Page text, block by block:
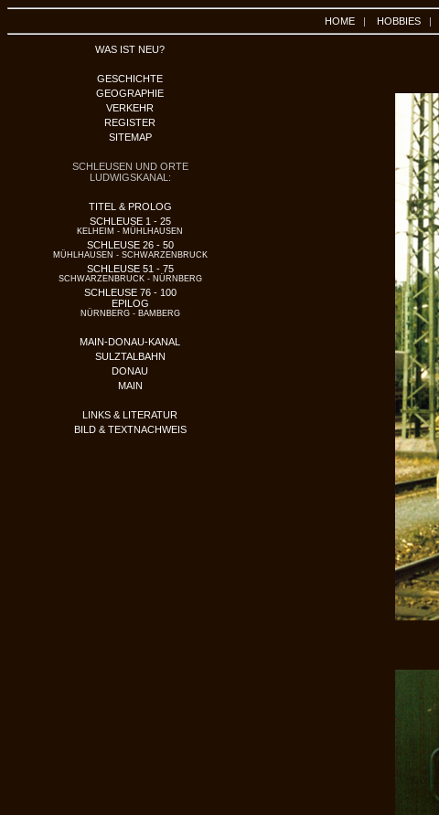
HOME | HOBBIES |
WAS IST NEU?
GESCHICHTE
GEOGRAPHIE
VERKEHR
REGISTER
SITEMAP
SCHLEUSEN UND ORTE
LUDWIGSKANAL:
TITEL & PROLOG
SCHLEUSE 1 - 25
KELHEIM - MÜHLHAUSEN
SCHLEUSE 26 - 50
MÜHLHAUSEN - SCHWARZENBRUCK
SCHLEUSE 51 - 75
SCHWARZENBRUCK - NÜRNBERG
SCHLEUSE 76 - 100
EPILOG
NÜRNBERG - BAMBERG
MAIN-DONAU-KANAL
SULZTALBAHN
DONAU
MAIN
LINKS & LITERATUR
BILD & TEXTNACHWEIS